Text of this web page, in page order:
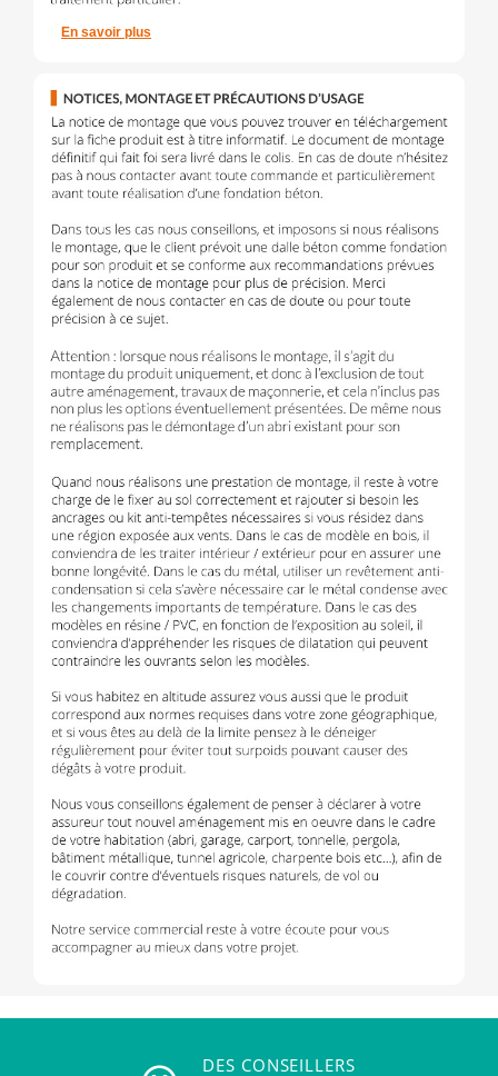
En savoir plus
DES CONSEILLERS